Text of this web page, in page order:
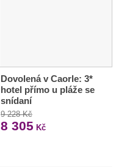
Dovolená v Caorle: 3*
hotel přímo u pláže se
snídaní
9 228 Kč
8 305 Kč